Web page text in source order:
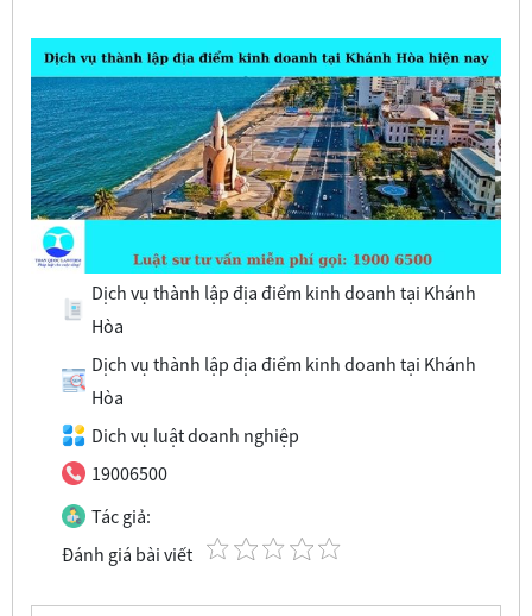
Dịch vụ thành lập địa điểm kinh doanh tại Khánh
Hòa
Dịch vụ thành lập địa điểm kinh doanh tại Khánh
Hòa
Dich vụ luật doanh nghiệp
19006500
Tác giả:
Đánh giá bài viết